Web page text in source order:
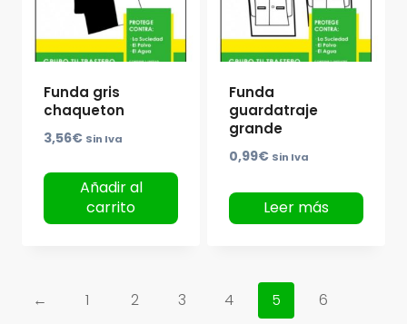
Funda gris
chaqueton
3,56€ Sin Iva
Añadir al
carrito
Funda
guardatraje
grande
0,99€ Sin Iva
Leer más
← 1 2 3 4 5
6